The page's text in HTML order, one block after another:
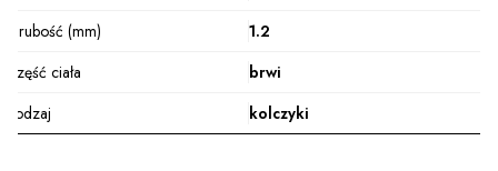
Grubość (mm)
1.2
Część ciała
brwi
Rodzaj
kolczyki